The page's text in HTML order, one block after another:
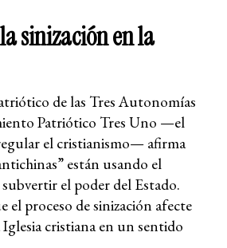
sinización en la
de las Tres Autonomías
Patriótico Tres Uno —el
el cristianismo— afirma
están usando el
el poder del Estado.
el proceso de sinización afecte
cristiana en un sentido